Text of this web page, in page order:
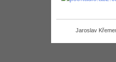
Jaroslav